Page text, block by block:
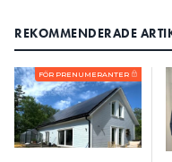
REKOMMENDERADE
FÖR PRENUMERANTER